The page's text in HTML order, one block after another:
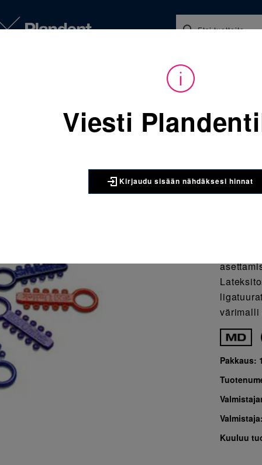
Ajankohtaista
Kirjaudu sisään nähdäksesi hinnat. Tarvitsetko tunnukset
Sijainti:
3M
värimalli
Pakkaus:
Kuuluu
Viesti
Kirjaudu sisään nähdäksesi hinnat